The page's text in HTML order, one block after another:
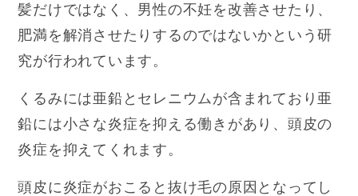
髪だけではなく、男性の不妊を改善させたり、
肥満を解消させたりするのではないかという研
究が行われています。
くるみには亜鉛とセレニウムが含まれており亜
鉛には小さな炎症を抑える働きがあり、 頭皮の
炎症を抑えてくれます。
頭皮に炎症がおこると抜け毛の原因となってし